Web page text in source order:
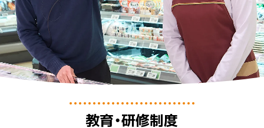
教育・研修制度